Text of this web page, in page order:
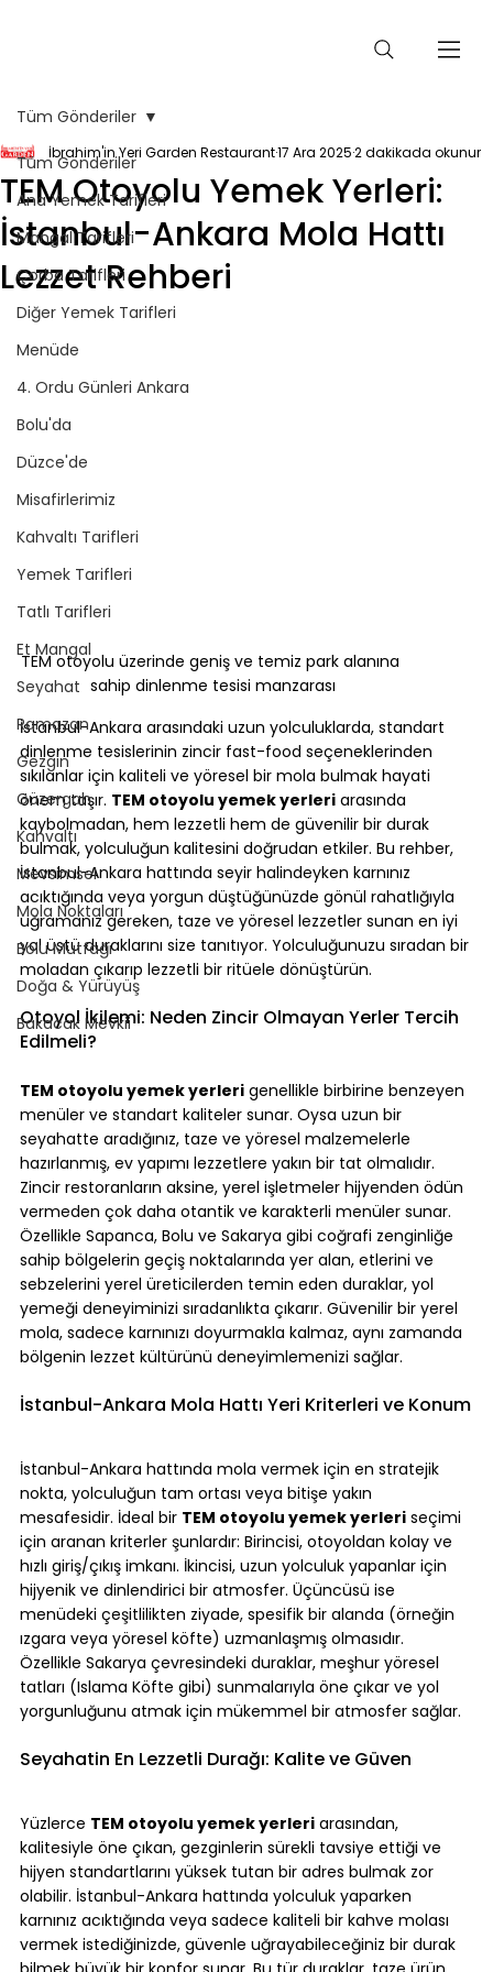
Tüm Gönderiler
Ana Yemek Tarifleri
Mangal Tarifleri
Çorba Tarifleri
Diğer Yemek Tarifleri
Menüde
4. Ordu Günleri Ankara
Bolu'da
Düzce'de
Misafirlerimiz
Kahvaltı Tarifleri
Yemek Tarifleri
Tatlı Tarifleri
Et Mangal
Seyahat
Ramazan
Gezgin
Güzergah
Kahvaltı
Mevsimsel
Mola Noktaları
Bolu Mutfağı
Doğa & Yürüyüş
Bakacak Mevkii
Tüm Gönderiler
TEM Otoyolu Yemek Yerleri:
İstanbul-Ankara Mola Hattı
Lezzet Rehberi
İbrahim'in Yeri Garden Restaurant17 Ara 20252 dakikada okunur
TEM otoyolu üzerinde geniş ve temiz park alanına
sahip dinlenme tesisi manzarası
İstanbul-Ankara arasındaki uzun yolculuklarda, standart
dinlenme tesislerinin zincir fast-food seçeneklerinden
sıkılanlar için kaliteli ve yöresel bir mola bulmak hayati
önem taşır. TEM otoyolu yemek yerleri arasında
kaybolmadan, hem lezzetli hem de güvenilir bir durak
bulmak, yolculuğun kalitesini doğrudan etkiler. Bu rehber,
İstanbul-Ankara hattında seyir halindeyken karnınız
acıktığında veya yorgun düştüğünüzde gönül rahatlığıyla
uğramanız gereken, taze ve yöresel lezzetler sunan en iyi
yol üstü duraklarını size tanıtıyor. Yolculuğunuzu sıradan bir
moladan çıkarıp lezzetli bir ritüele dönüştürün.
Otoyol İkilemi: Neden Zincir Olmayan Yerler Tercih
Edilmeli?
TEM otoyolu yemek yerleri genellikle birbirine benzeyen
menüler ve standart kaliteler sunar. Oysa uzun bir
seyahatte aradığınız, taze ve yöresel malzemelerle
hazırlanmış, ev yapımı lezzetlere yakın bir tat olmalıdır.
Zincir restoranların aksine, yerel işletmeler hijyenden ödün
vermeden çok daha otantik ve karakterli menüler sunar.
Özellikle Sapanca, Bolu ve Sakarya gibi coğrafi zenginliğe
sahip bölgelerin geçiş noktalarında yer alan, etlerini ve
sebzelerini yerel üreticilerden temin eden duraklar, yol
yemeği deneyiminizi sıradanlıkta çıkarır. Güvenilir bir yerel
mola, sadece karnınızı doyurmakla kalmaz, aynı zamanda
bölgenin lezzet kültürünü deneyimlemenizi sağlar.
İstanbul-Ankara Mola Hattı Yeri Kriterleri ve Konum
İstanbul-Ankara hattında mola vermek için en stratejik
nokta, yolculuğun tam ortası veya bitişe yakın
mesafesidir. İdeal bir TEM otoyolu yemek yerleri seçimi
için aranan kriterler şunlardır: Birincisi, otoyoldan kolay ve
hızlı giriş/çıkış imkanı. İkincisi, uzun yolculuk yapanlar için
hijyenik ve dinlendirici bir atmosfer. Üçüncüsü ise
menüdeki çeşitlilikten ziyade, spesifik bir alanda (örneğin
ızgara veya yöresel köfte) uzmanlaşmış olmasıdır.
Özellikle Sakarya çevresindeki duraklar, meşhur yöresel
tatları (Islama Köfte gibi) sunmalarıyla öne çıkar ve yol
yorgunluğunu atmak için mükemmel bir atmosfer sağlar.
Seyahatin En Lezzetli Durağı: Kalite ve Güven
Yüzlerce TEM otoyolu yemek yerleri arasından,
kalitesiyle öne çıkan, gezginlerin sürekli tavsiye ettiği ve
hijyen standartlarını yüksek tutan bir adres bulmak zor
olabilir. İstanbul-Ankara hattında yolculuk yaparken
karnınız acıktığında veya sadece kaliteli bir kahve molası
vermek istediğinizde, güvenle uğrayabileceğiniz bir durak